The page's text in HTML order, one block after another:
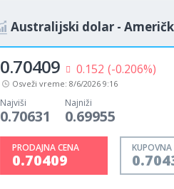
Australijski dolar -
0.70408 0.153 (-0.207%)
Osveži vreme: 8/6/2026 9:16
Najviši
0.70631
Najniži
0.69955
PRODAJNA CENA
0.70408
KUPOVNA